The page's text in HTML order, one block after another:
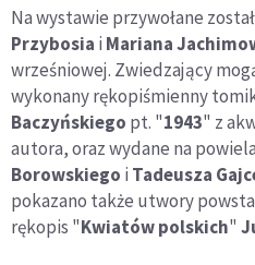
Na wystawie przywołane
Przybosia i Mariana
wrześniowej. Zwiedzający
wykonany rękopiśmienny
Baczyńskiego pt. "1943" z
autora, oraz wydane na
Borowskiego i Tadeusza
pokazano także utwory
rękopis "Kwiatów polskich"